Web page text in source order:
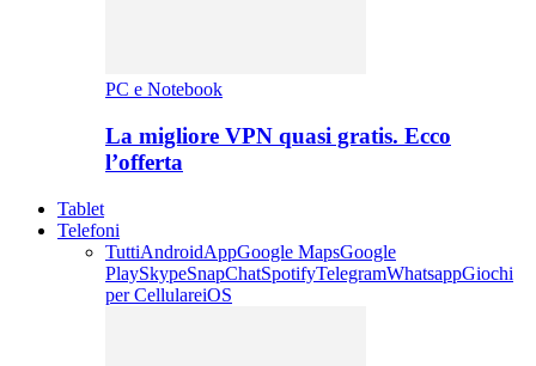
PC e Notebook
La migliore VPN quasi gratis. Ecco
l’offerta
Tablet
Telefoni
TuttiAndroidAppGoogle MapsGoogle
PlaySkypeSnapChatSpotifyTelegramWhatsappGiochi
per CellulareiOS